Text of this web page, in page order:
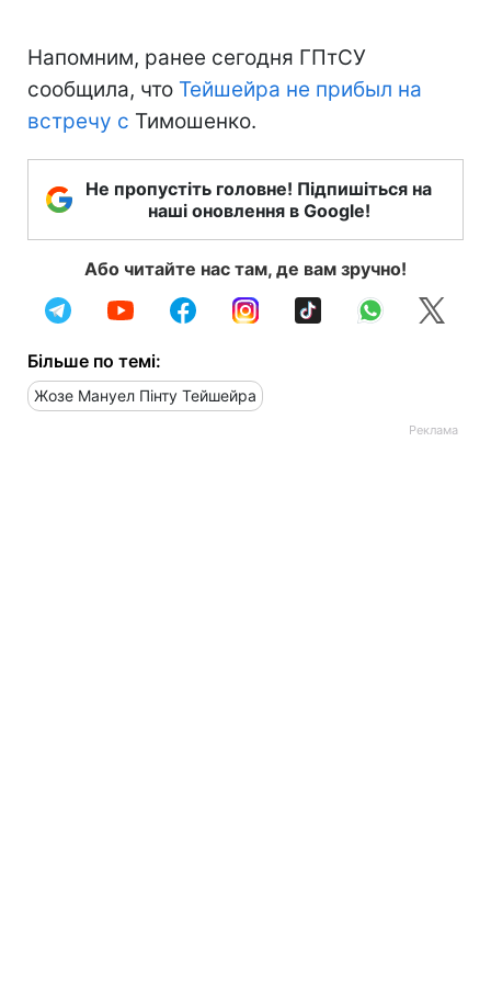
Напомним, ранее сегодня ГПтСУ
сообщила, что Тейшейра не прибыл на
встречу с Тимошенко.
Не пропустіть головне! Підпишіться на
наші оновлення в Google!
Або читайте нас там, де вам зручно!
Більше по темі:
Жозе Мануел Пінту Тейшейра